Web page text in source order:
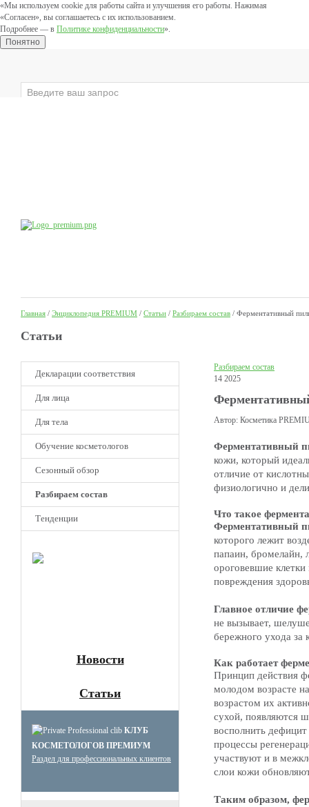
«Мы используем cookie для работы сайта и улучшения его работы. Нажимая
«Согласен», вы соглашаетесь с их использованием.
Подробнее — в Политике конфиденциальности».
Понятно
Главная / Энциклопедия PREMIUM / Статьи / Разбираем состав / Ферментативный
Статьи
Декларации соответствия
Для лица
Для тела
Обучение косметологов
Сезонный обзор
Разбираем состав
Тенденции
Новости
Статьи
КЛУБ
КОСМЕТОЛОГОВ ПРЕМИУМ
Раздел для профессиональных клиентов
Разбираем состав
14 2025
Автор: Косметика
Ферментативный
кожи, который
отличие от
физиологично и
Что такое
Ферментативный
которого лежит
папаин, бромелайн,
ороговевшие
повреждения
Главное отличие
не вызывает,
бережного ухода за
Как работает
Принцип действия
молодом возрасте
возрастом их
сухой, появляются
восполнить
процессы
участвуют и в
слои кожи
Таким образом,